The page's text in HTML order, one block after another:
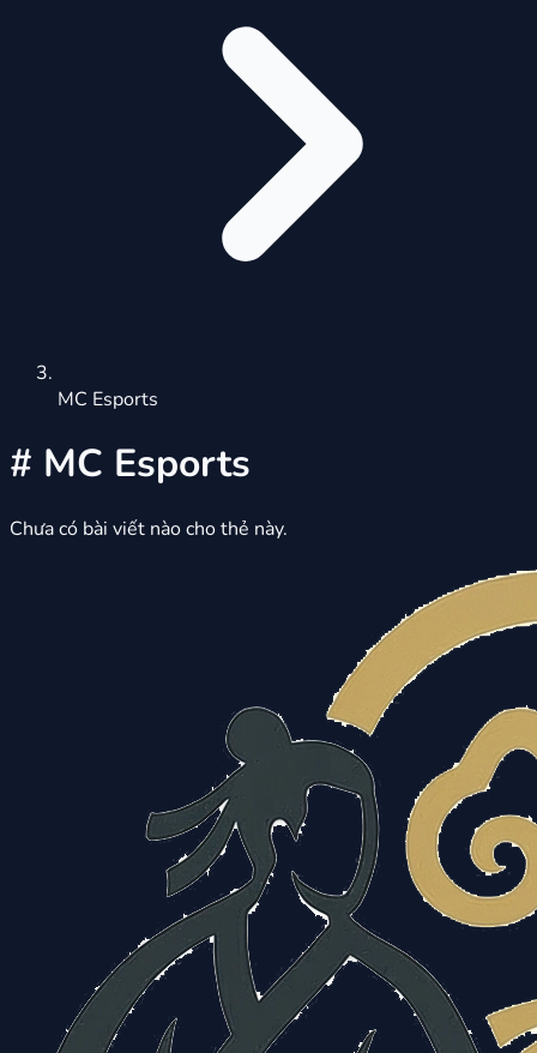
MC Esports
# MC Esports
Chưa có bài viết nào cho thẻ này.